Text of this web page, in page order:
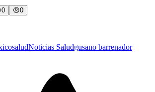
0 😠0
saludNoticias Saludgusano barrenador